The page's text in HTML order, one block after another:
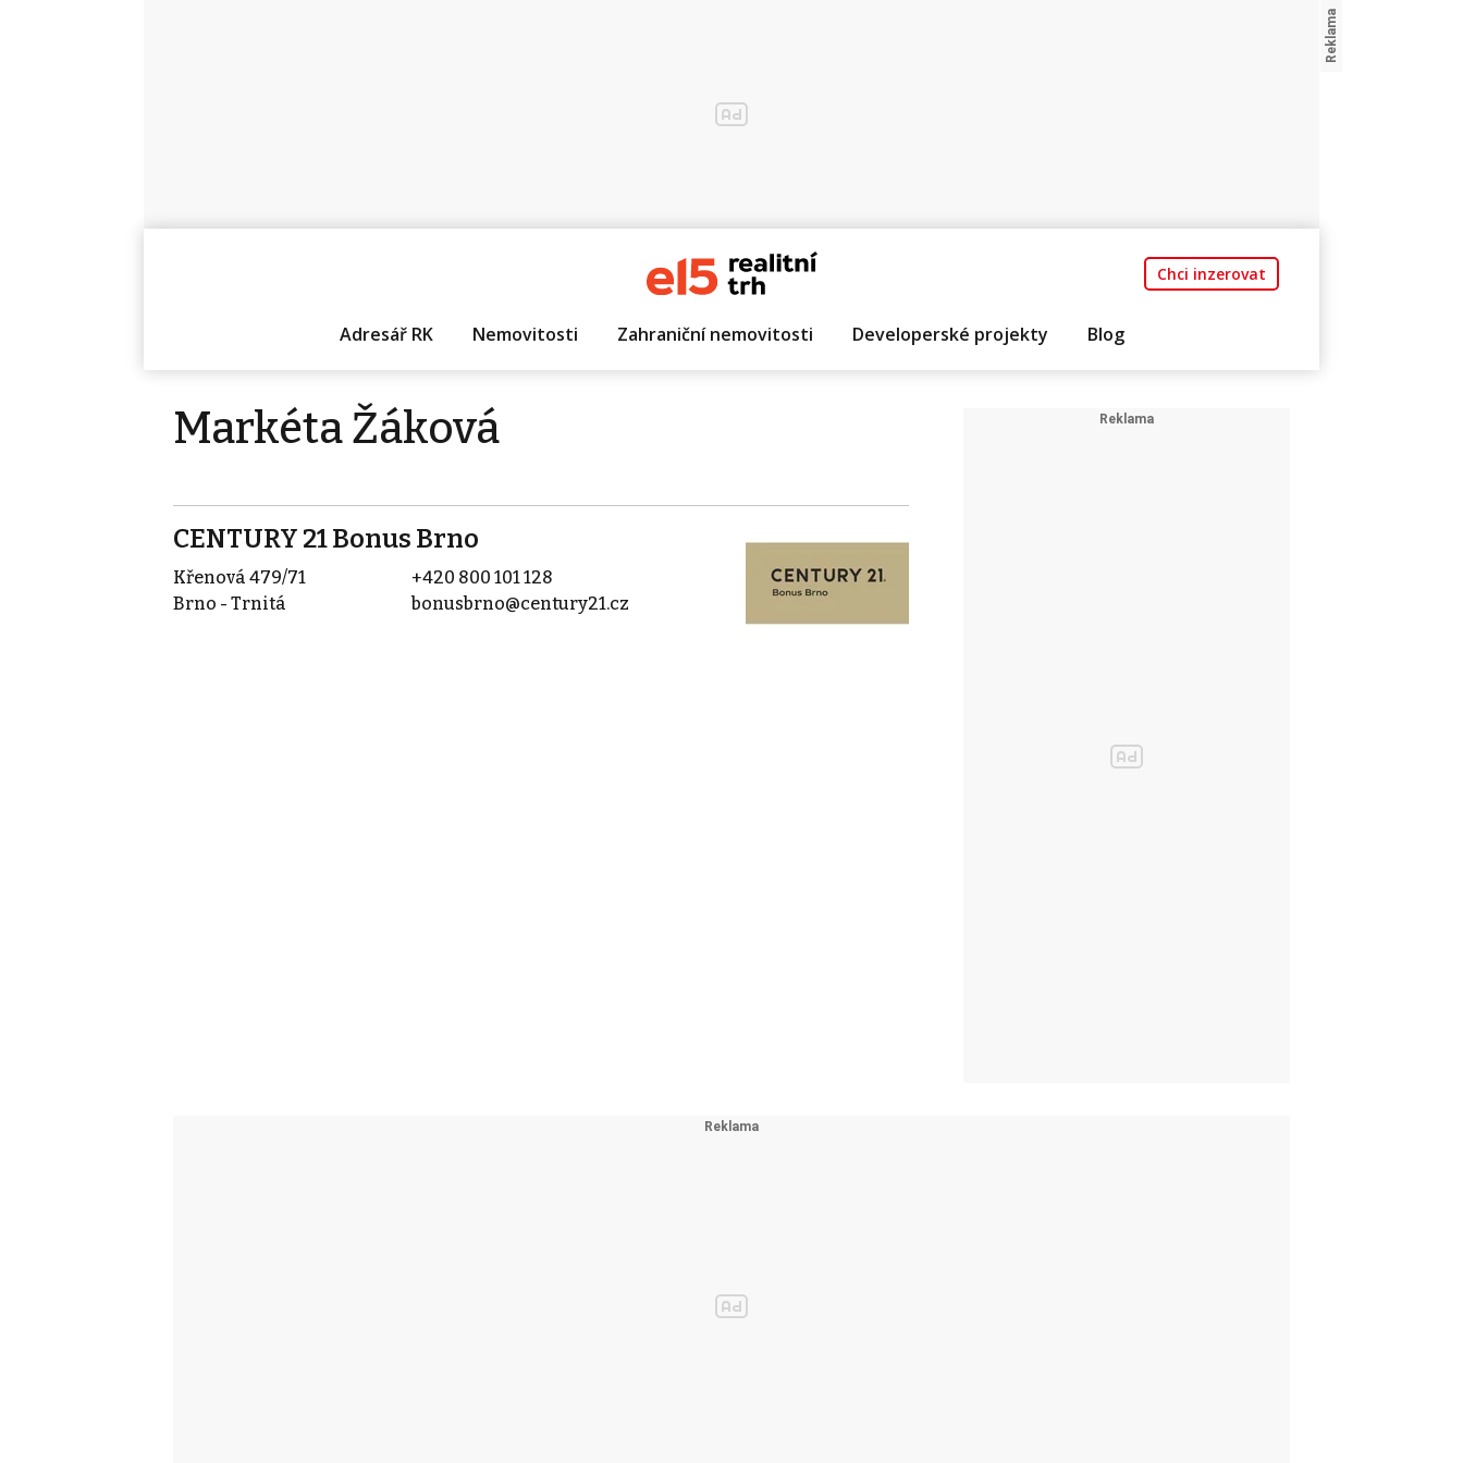
Chci inzerovat
Adresář RK Nemovitosti Zahraniční nemovitosti Developerské projekty Blog
Markéta Žáková
CENTURY 21 Bonus Brno
Křenová 479/71
Brno - Trnitá
+420 800 101 128
bonusbrno@century21.cz